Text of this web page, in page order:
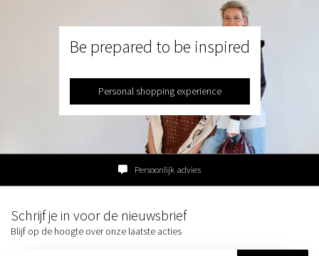
Be prepared to be inspired
Personal shopping experience
Persoonlijk advies
Schrijf je in voor de nieuwsbrief
Blijf op de hoogte over onze laatste acties